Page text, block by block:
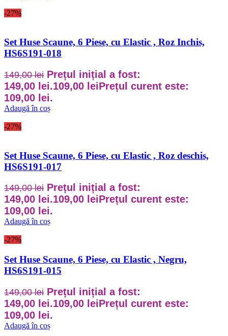
-27%
Set Huse Scaune, 6 Piese, cu Elastic , Roz Inchis,
HS6S191-018
149,00lei Prețul inițial a fost:
149,00 lei.109,00 leiPrețul curent este:
109,00 lei.
Adaugă în coș
-27%
Set Huse Scaune, 6 Piese, cu Elastic , Roz deschis,
HS6S191-017
149,00lei Prețul inițial a fost:
149,00 lei.109,00 leiPrețul curent este:
109,00 lei.
Adaugă în coș
-27%
Set Huse Scaune, 6 Piese, cu Elastic , Negru,
HS6S191-015
149,00lei Prețul inițial a fost:
149,00 lei.109,00 leiPrețul curent este:
109,00 lei.
Adaugă în coș